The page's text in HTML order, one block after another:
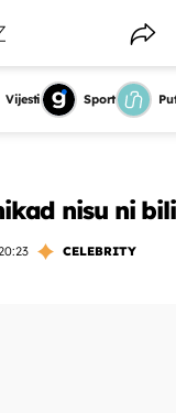
Vijesti Sport
nisu ni
CELEBRITY